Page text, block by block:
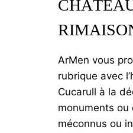
ArMen vous
rubrique avec
Cucarull à la
monuments ou
méconnus ou